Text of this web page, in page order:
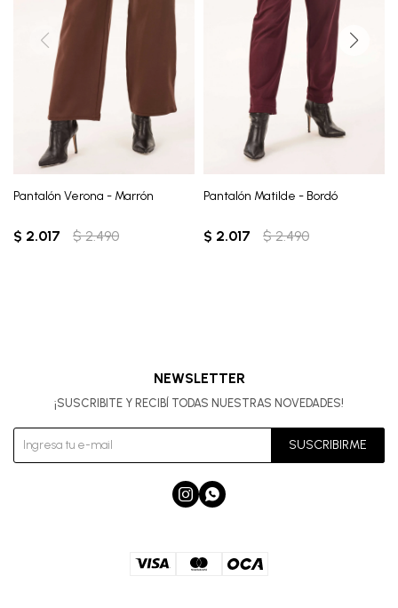
Pantalón Verona - Marrón
$ 2.017 $ 2.490
Pantalón Matilde - Bordó
$ 2.017 $ 2.490
NEWSLETTER
¡SUSCRIBITE Y RECIBÍ TODAS NUESTRAS NOVEDADES!
SUSCRIBIRME
 